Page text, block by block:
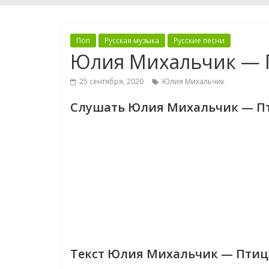
Поп Русская музыка Русские песни
Юлия Михальчик —
25 сентября, 2020 Юлия Михальчик
Слушать Юлия Михальчик —
Текст Юлия Михальчик —